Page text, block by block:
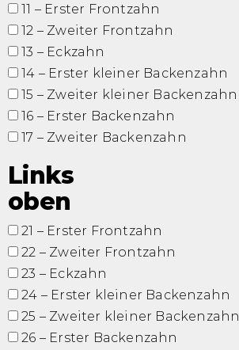
11 – Erster Frontzahn
12 – Zweiter Frontzahn
13 – Eckzahn
14 – Erster kleiner Backenzahn
15 – Zweiter kleiner Backenzahn
16 – Erster Backenzahn
17 – Zweiter Backenzahn
Links
oben
21 – Erster Frontzahn
22 – Zweiter Frontzahn
23 – Eckzahn
24 – Erster kleiner Backenzahn
25 – Zweiter kleiner Backenzahn
26 – Erster Backenzahn